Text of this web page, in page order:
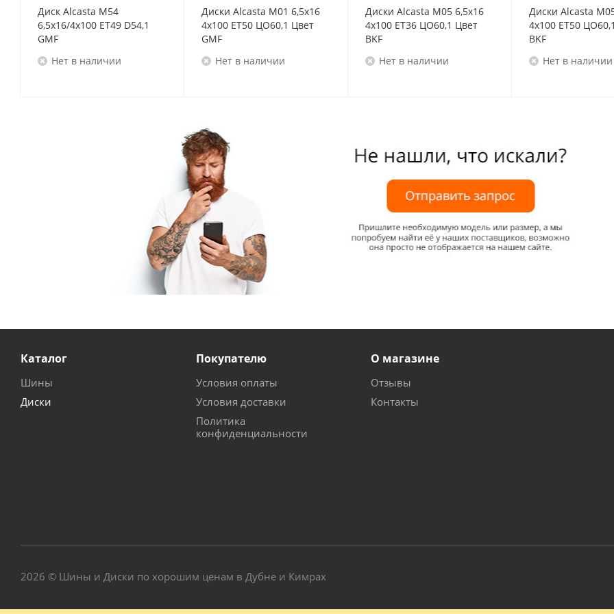
Диск Alcasta M54
6,5x16/4x100 ET49 D54,1
GMF
Нет в наличии
Диски Alcasta M01 6,5x16
4x100 ET50 ЦО60,1 Цвет
GMF
Нет в наличии
Диски Alcasta M05 6,5x16
4x100 ET36 ЦО60,1 Цвет
BKF
Нет в наличии
Диски Alcasta
4x100 ET50
BKF
Нет в наличии
Каталог
Шины
Диски
Покупателю
Условия оплаты
Условия доставки
Политика
конфиденциальности
О магазине
Отзывы
Контакты
2026 © Шины и Диски по хорошим ценам в Дубне и Кимрах